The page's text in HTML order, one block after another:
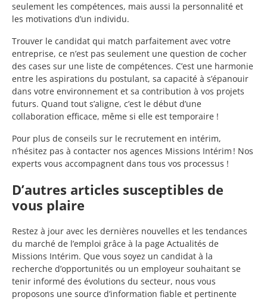
seulement les compétences, mais aussi la personnalité et
les motivations d’un individu.
Trouver le candidat qui match parfaitement avec votre
entreprise, ce n’est pas seulement une question de cocher
des cases sur une liste de compétences. C’est une harmonie
entre les aspirations du postulant, sa capacité à s’épanouir
dans votre environnement et sa contribution à vos projets
futurs. Quand tout s’aligne, c’est le début d’une
collaboration efficace, même si elle est temporaire !
Pour plus de conseils sur le recrutement en intérim,
n’hésitez pas à contacter nos agences Missions Intérim ! Nos
experts vous accompagnent dans tous vos processus !
D’autres articles susceptibles de
vous plaire
Restez à jour avec les dernières nouvelles et les tendances
du marché de l’emploi grâce à la page Actualités de
Missions Intérim. Que vous soyez un candidat à la
recherche d’opportunités ou un employeur souhaitant se
tenir informé des évolutions du secteur, nous vous
proposons une source d’information fiable et pertinente